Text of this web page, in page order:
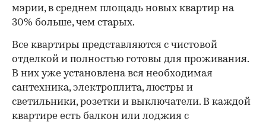
мэрии, в среднем площадь новых квартир на
30% больше, чем старых.
Все квартиры представляются с чистовой
отделкой и полностью готовы для проживания.
В них уже установлена вся необходимая
сантехника, электроплита, люстры и
светильники, розетки и выключатели. В каждой
квартире есть балкон или лоджия с